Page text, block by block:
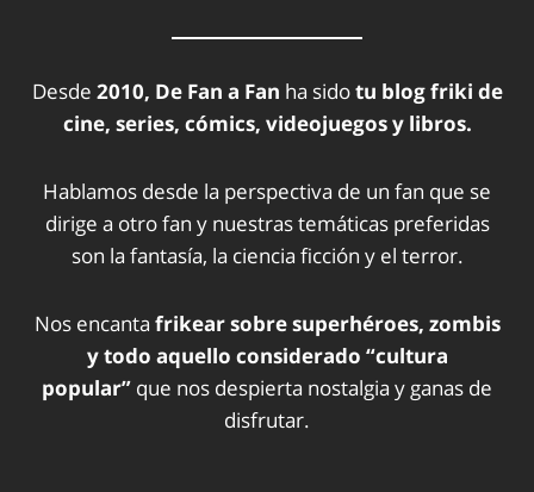
Desde 2010, De Fan a Fan ha sidotu blog friki de
cine, series, cómics, videojuegos y libros.
Hablamos desde la perspectiva de un fan que se
dirige a otro fan y nuestras temáticas preferidas
son la fantasía, la ciencia ficción y el terror.
Nos encanta frikear sobre superhéroes, zombis
y todo aquello considerado “cultura
popular” que nos despierta nostalgia y ganas de
disfrutar.